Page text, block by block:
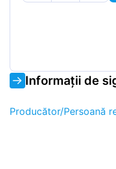
Informații de
Producător/Persoană